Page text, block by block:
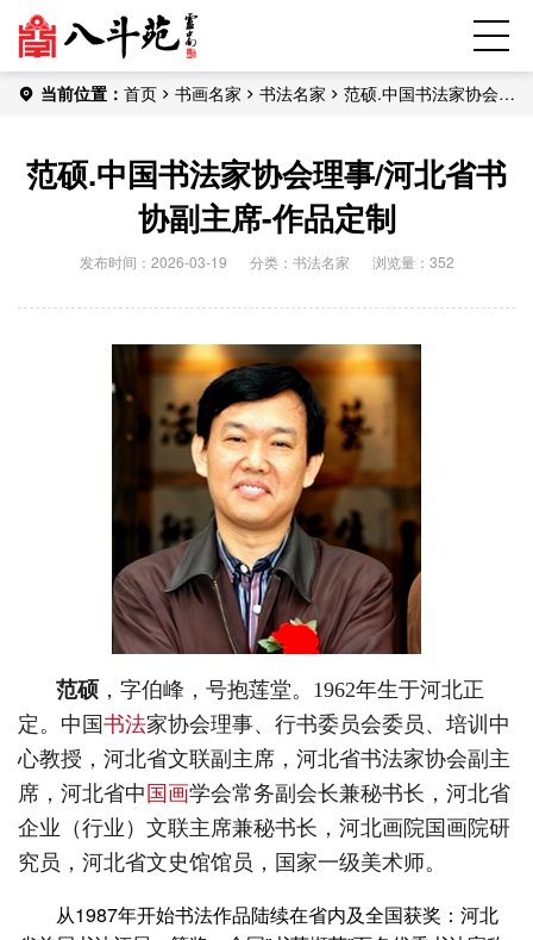
当前位置： 首页 书画名家 书法名家
范硕.中国书法家协会理
范硕.中国书法家协会理事/河北省书
协副主席-作品定制
发布时间：2026-03-19 分类： 书法名家 浏览量：352
范硕 ，字伯峰，号抱莲堂。1962年生于河北正
定。中国书法家协会理事、行书委员会委员、培训中
心教授，河北省文联副主席，河北省书法家协会副主
席，河北省中 国画学会常务副会长兼秘书长，河北省
企业（行业）文联主席兼秘书长，河北画院国画院研
究员，河北省文史馆馆员，国家一级美术师。
从1987年开始书法作品陆续在省内及全国获奖：河北